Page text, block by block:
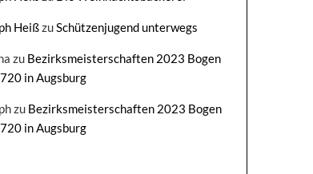
HeißzuSchützenjugend unterwegs
zu Bezirksmeisterschaften 2023 Bogen
in Augsburg
zu Bezirksmeisterschaften 2023 Bogen
in Augsburg